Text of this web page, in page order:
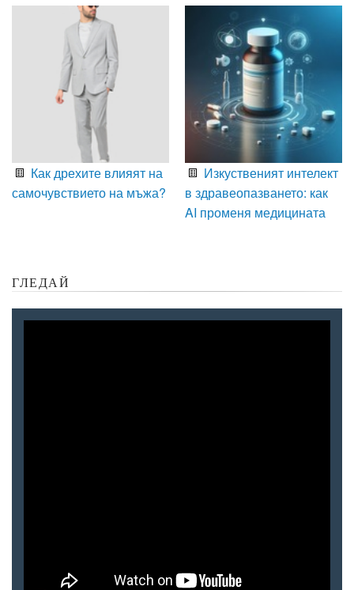
Как дрехите влияят на
самочувствието на мъжа?
Изкуственият интелект
в здравеопазването: как
AI променя медицината
ГЛЕДАЙ